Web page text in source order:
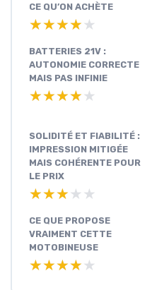
CE QU’ON ACHÈTE
★★★★★
★★★★★
BATTERIES 21V :
AUTONOMIE CORRECTE
MAIS PAS INFINIE
★★★★★
★★★★★
SOLIDITÉ ET FIABILITÉ :
IMPRESSION MITIGÉE
MAIS COHÉRENTE POUR
LE PRIX
★★★★★
★★★★★
CE QUE PROPOSE
VRAIMENT CETTE
MOTOBINEUSE
★★★★★
★★★★★